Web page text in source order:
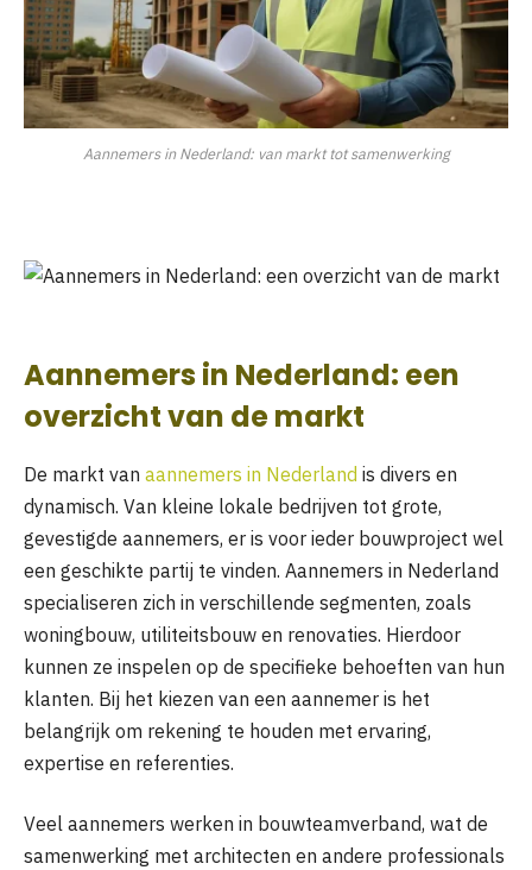
Aannemers in Nederland: van markt tot samenwerking
Aannemers in Nederland: een
overzicht van de markt
De markt van aannemers in Nederland is divers en
dynamisch. Van kleine lokale bedrijven tot grote,
gevestigde aannemers, er is voor ieder bouwproject wel
een geschikte partij te vinden. Aannemers in Nederland
specialiseren zich in verschillende segmenten, zoals
woningbouw, utiliteitsbouw en renovaties. Hierdoor
kunnen ze inspelen op de specifieke behoeften van hun
klanten. Bij het kiezen van een aannemer is het
belangrijk om rekening te houden met ervaring,
expertise en referenties.
Veel aannemers werken in bouwteamverband, wat de
samenwerking met architecten en andere professionals